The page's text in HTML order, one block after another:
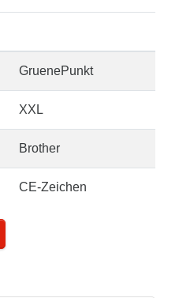
GruenePunkt
XXL
Brother
CE-Zeichen